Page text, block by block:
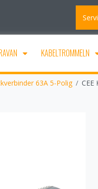
KABELTROMMELN
63A 5-Polig CEE